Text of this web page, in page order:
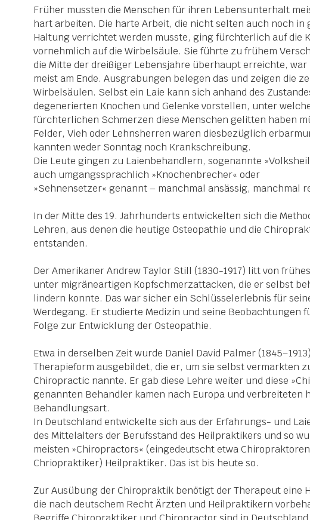
Früher mussten die Menschen für ihren Lebensunterhalt
hart arbeiten. Die harte Arbeit, die nicht selten auch noch in
Haltung verrichtet werden musste, ging fürchterlich auf die
vornehmlich auf die Wirbelsäule. Sie führte zu frühem
die Mitte der dreißiger Lebensjahre überhaupt erreichte,
meist am Ende. Ausgrabungen belegen das und zeigen die
Wirbelsäulen. Selbst ein Laie kann sich anhand des
degenerierten Knochen und Gelenke vorstellen, unter
fürchterlichen Schmerzen diese Menschen gelitten haben
Felder, Vieh oder Lehnsherren waren diesbezüglich
kannten weder Sonntag noch Krankschreibung.
Die Leute gingen zu Laienbehandlern, sogenannte
auch umgangssprachlich »Knochenbrecher« oder
»Sehnensetzer« genannt – manchmal ansässig, manchmal
In der Mitte des 19. Jahrhunderts entwickelten sich die
Lehren, aus denen die heutige Osteopathie und die
entstanden.
Der Amerikaner Andrew Taylor Still (1830-1917) litt von
unter migräneartigen Kopfschmerzattacken, die er selbst
lindern konnte. Das war sicher ein Schlüsselerlebnis für
Werdegang. Er studierte Medizin und seine Beobachtungen
Folge zur Entwicklung der Osteopathie.
Etwa in derselben Zeit wurde Daniel David Palmer
Therapieform ausgebildet, die er, um sie selbst vermarkten
Chiropractic nannte. Er gab diese Lehre weiter und diese
genannten Behandler kamen nach Europa und verbreiteten
Behandlungsart.
In Deutschland entwickelte sich aus der Erfahrungs- und
des Mittelalters der Berufsstand des Heilpraktikers und so
meisten »Chiropractors« (eingedeutscht etwa
Chriopraktiker) Heilpraktiker. Das ist bis heute so.
Zur Ausübung der Chiropraktik benötigt der Therapeut eine
die nach deutschem Recht Ärzten und Heilpraktikern